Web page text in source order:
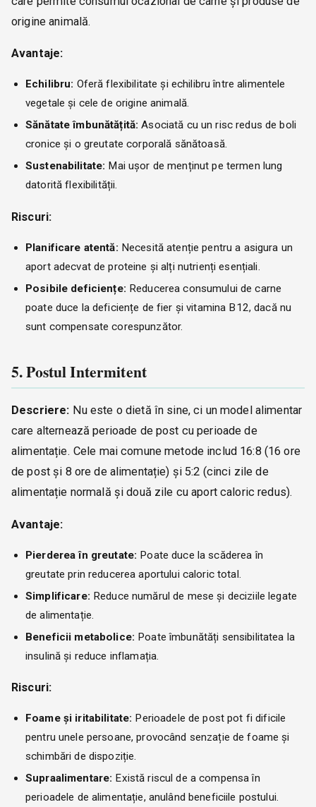
origine animală.
Avantaje:
Echilibru: Oferă flexibilitate și echilibru între alimentele
vegetale și cele de origine animală.
Sănătate îmbunătățită: Asociată cu un risc redus de boli
cronice și o greutate corporală sănătoasă.
Sustenabilitate: Mai ușor de menținut pe termen lung
datorită flexibilității.
Riscuri:
Planificare atentă: Necesită atenție pentru a asigura un
aport adecvat de proteine și alți nutrienți esențiali.
Posibile deficiențe: Reducerea consumului de carne
poate duce la deficiențe de fier și vitamina B12, dacă nu
sunt compensate corespunzător.
5. Postul Intermitent
Descriere: Nu este o dietă în sine, ci un model alimentar
care alternează perioade de post cu perioade de
alimentație. Cele mai comune metode includ 16:8 (16 ore
de post și 8 ore de alimentație) și 5:2 (cinci zile de
alimentație normală și două zile cu aport caloric redus).
Avantaje:
Pierderea în greutate: Poate duce la scăderea în
greutate prin reducerea aportului caloric total.
Simplificare: Reduce numărul de mese și deciziile legate
de alimentație.
Beneficii metabolice: Poate îmbunătăți sensibilitatea la
insulină și reduce inflamația.
Riscuri:
Foame și iritabilitate: Perioadele de post pot fi dificile
pentru unele persoane, provocând senzație de foame și
schimbări de dispoziție.
Supraalimentare: Există riscul de a compensa în
perioadele de alimentație, anulând beneficiile postului.